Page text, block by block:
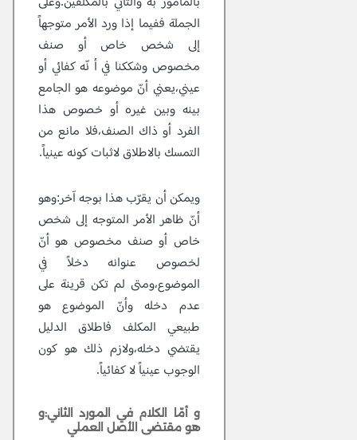
الجملة ففيما إذا ورد الأمر متوجهاً
إلى شخص خاص أو صنف
مخصوص وشككنا في أ نّه كفائي أو
عيني،يعني أنّ موضوعه هو الجامع
بينه وبين غيره أو خصوص هذا
الفرد أو ذاك الصنف،فلا مانع من
التمسك بالاطلاق لاثبات كونه عينياً.
ويمكن أن يقرّب هذا بوجه آخر:وهو
أنّ ظاهر الأمر المتوجه إلى شخص
خاص أو صنف مخصوص هو أنّ
لخصوص عنوانه دخلاً في
الموضوع،ومتى لم تكن قرينة على
عدم دخله وأنّ الموضوع هو
طبيعي المكلف فاطلاق الدليل
يقتضي دخله،ولازم ذلك هو كون
الوجوب عينياً لا كفائياً.
و أمّا الكلام في المورد الثاني:و
هو مقتضى الأصل العملي